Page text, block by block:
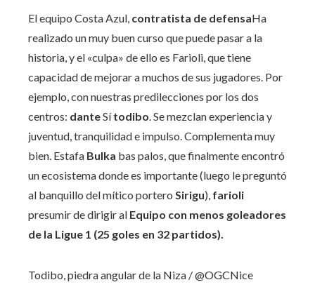
El equipo Costa Azul, contratista de defensaHa
realizado un muy buen curso que puede pasar a la
historia, y el «culpa» de ello es Farioli, que tiene
capacidad de mejorar a muchos de sus jugadores. Por
ejemplo, con nuestras predilecciones por los dos
centros: danteSítodibo. Se mezclan experiencia y
juventud, tranquilidad e impulso. Complementa muy
bien. Estafa Bulka bas palos, que finalmente encontró
un ecosistema donde es importante (luego le preguntó
al banquillo del mítico portero Sirigu), farioli
presumir de dirigir al Equipo con menos goleadores
de la Ligue 1 (25 goles en 32 partidos).
Todibo, piedra angular de la Niza / @OGCNice